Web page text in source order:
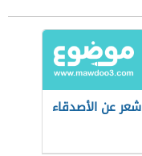
شعر عن الأصدقاء